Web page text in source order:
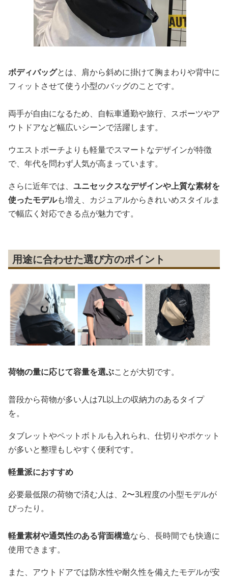
ボディバッグとは、肩から斜めに掛けて胸まわりや背中に
フィットさせて使う小型のバッグのことです。
両手が自由になるため、自転車通勤や旅行、スポーツやア
ウトドアなど幅広いシーンで活躍します。
ウエストポーチよりも軽量でスマートなデザインが特徴
で、年代を問わず人気が高まっています。
さらに近年では、 ユニセックスなデザインや上質な素材を
使ったモデルも増え、カジュアルからきれいめスタイルま
で幅広く対応できる点が魅力です。
用途に合わせた選び方のポイント
荷物の量に応じて容量を選ぶことが大切です。
普段から荷物が多い人は7L以上の収納力のあるタイプ
を。
タブレットやペットボトルも入れられ、仕切りやポケット
が多いと整理もしやすく便利です。
軽量派におすすめ
必要最低限の荷物で済む人は、2〜3L程度の小型モデルが
ぴったり。
軽量素材や通気性のある背面構造なら、長時間でも快適に
使用できます。
また、アウトドアでは防水性や耐久性を備えたモデルが安